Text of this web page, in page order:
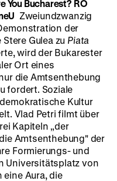
You Bucharest? RO
Zweiundzwanzig
der
Gulea zu Piata
wird der Bukarester
Ort eines
die Amtsenthebung
fordert. Soziale
Kultur
Vlad Petri filmt über
Kapiteln „der
Amtsenthebung" der
Formierungs- und
Universitätsplatz von
eine Aura, die